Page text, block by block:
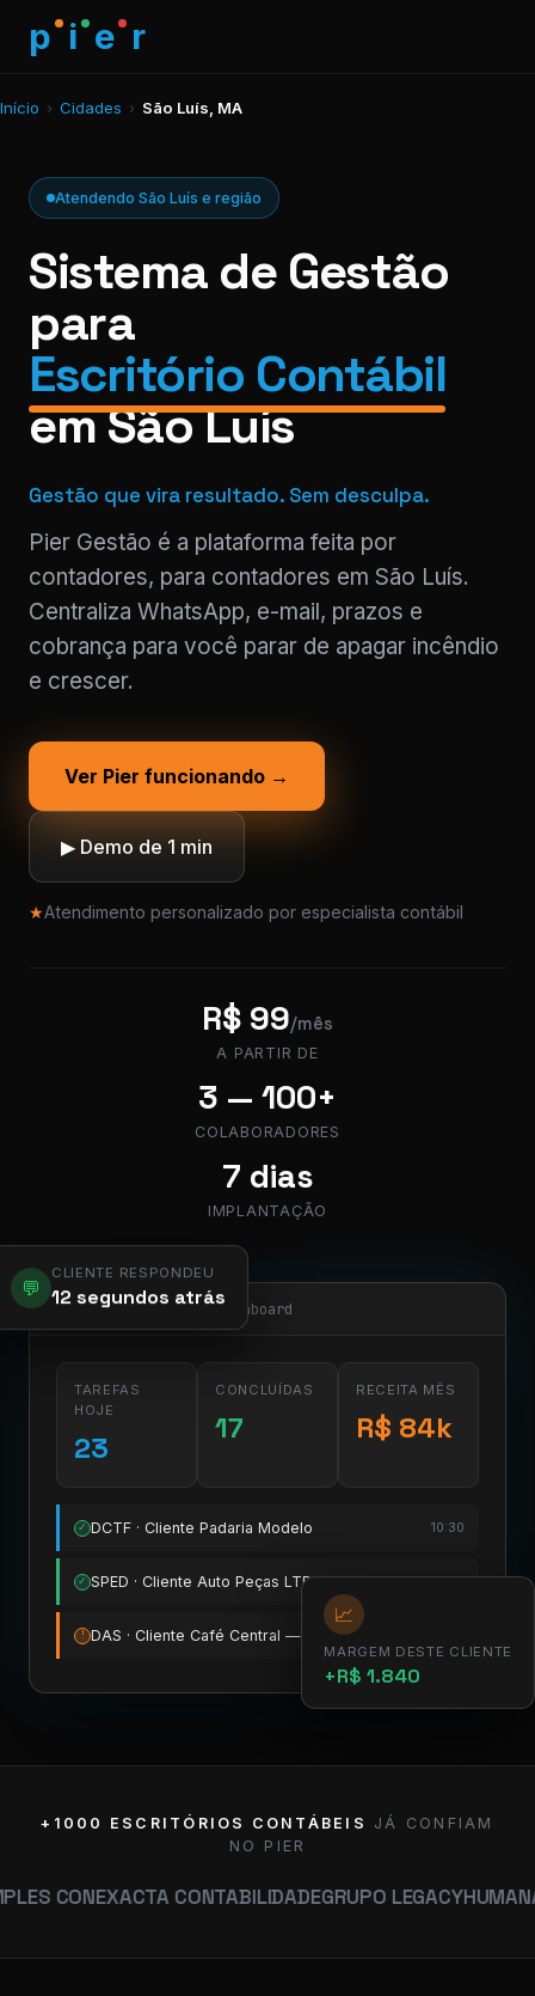
p i e r
Início › Cidades › São Luís, MA
Atendendo São Luís e região
Sistema de Gestão
para
Escritório Contábil
em São Luís
Gestão que vira resultado. Sem desculpa.
Pier Gestão é a plataforma feita por
contadores, para contadores em São Luís.
Centraliza WhatsApp, e-mail, prazos e
cobrança para você parar de apagar incêndio
e crescer.
Ver Pier funcionando →
▶ Demo de 1 min
★Atendimento personalizado por especialista contábil
R$ 99/mês
A PARTIR DE
3 — 100+
COLABORADORES
7 dias
IMPLANTAÇÃO
💬
CLIENTE RESPONDEU
12 segundos atrás
app.pier.mobi/dashboard
TAREFAS
HOJE
23
CONCLUÍDAS
17
RECEITA MÊS
R$ 84k
✓ DCTF · Cliente Padaria Modelo 10:30
✓ SPED · Cliente Auto Peças LTDA 11:15
! DAS · Cliente Café Central — vence amanhã
📈
MARGEM DESTE CLIENTE
+R$ 1.840
+1000 ESCRITÓRIOS CONTÁBEIS
JÁ CONFIAM
NO PIER
EXACTA CONTABILIDADEGRUPO LEGACYHUMANA